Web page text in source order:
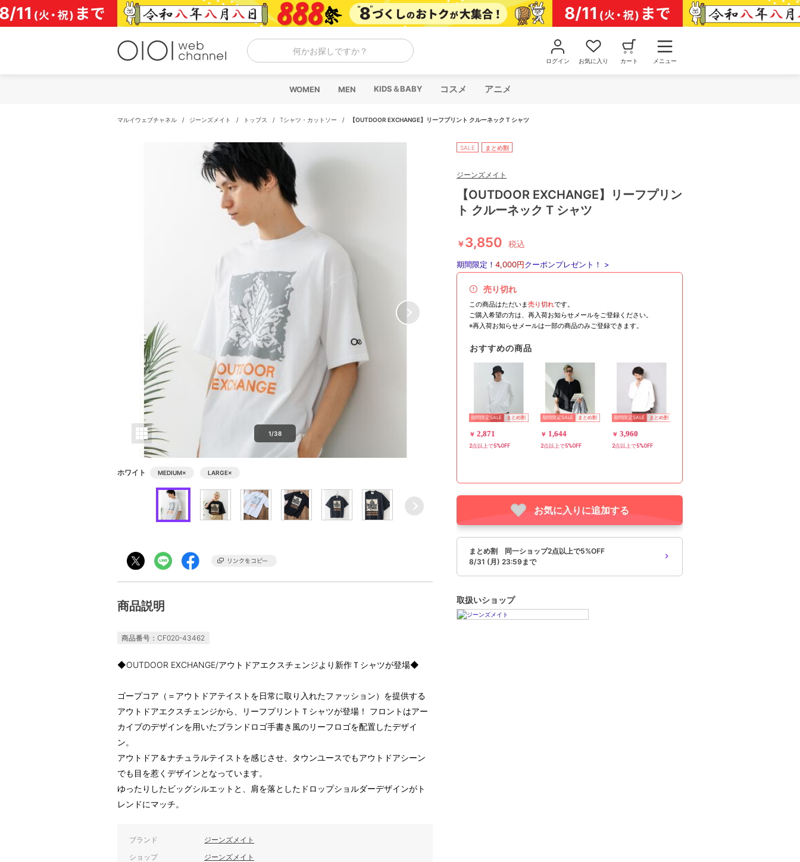
コ
ン
テ
何かお探しですか？
ログイン お気に入り カート メニュー
WOMEN MEN KIDS＆BABY コスメ アニメ
マルイウェブチャネル / ジーンズメイト / トップス / Tシャツ・カットソー / 【OUTDOOR EXCHANGE】リーフプリント クルーネック T シャツ
1/38
ホワイト MEDIUM× LARGE×
商品説明
商品番号：CF020-43462
◆OUTDOOR EXCHANGE/アウトドアエクスチェンジより新作Ｔシャツが登場◆
ゴープコア（＝アウトドアテイストを日常に取り入れたファッション）を提供する
アウトドアエクスチェンジから、リーフプリントＴシャツが登場！ フロントはアー
カイブのデザインを用いたブランドロゴ手書き風のリーフロゴを配置したデザイ
ン。
アウトドア＆ナチュラルテイストを感じさせ、タウンユースでもアウトドアシーン
でも目を惹くデザインとなっています。
ゆったりしたビッグシルエットと、肩を落としたドロップショルダーデザインがト
レンドにマッチ。
ブランド ジーンズメイト
ショップ ジーンズメイト
SALE まとめ割
ジーンズメイト
【OUTDOOR EXCHANGE】リーフプリン
ト クルーネック T シャツ
￥3,850 税込
期間限定！ 4,000円クーポンプレゼント！ >
売り切れ
この商品はただいま売り切れです。
ご購入希望の方は、再入荷お知らせメールをご登録ください。
※再入荷お知らせメールは一部の商品のみご登録できます。
おすすめの商品
期間限定SALE まとめ割
￥ 2,871
2点以上で5%OFF
期間限定SALE まとめ割
￥ 1,644
2点以上で5%OFF
期間限定SALE まとめ割
￥ 3,960
2点以上で5%OFF
お気に入りに追加する
まとめ割 同一ショップ2点以上で5%OFF
8/31 (月) 23:59まで
取扱いショップ